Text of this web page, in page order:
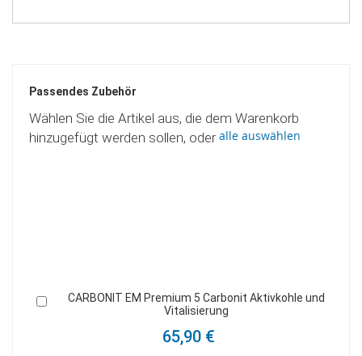
Passendes Zubehör
Wählen Sie die Artikel aus, die dem Warenkorb
hinzugefügt werden sollen, oderalle auswählen
CARBONIT EM Premium 5 Carbonit Aktivkohle und
Vitalisierung
65,90 €
In